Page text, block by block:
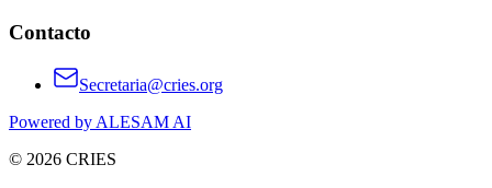
Contacto
Secretaria@cries.org
Powered by ALESAM AI
© 2026 CRIES